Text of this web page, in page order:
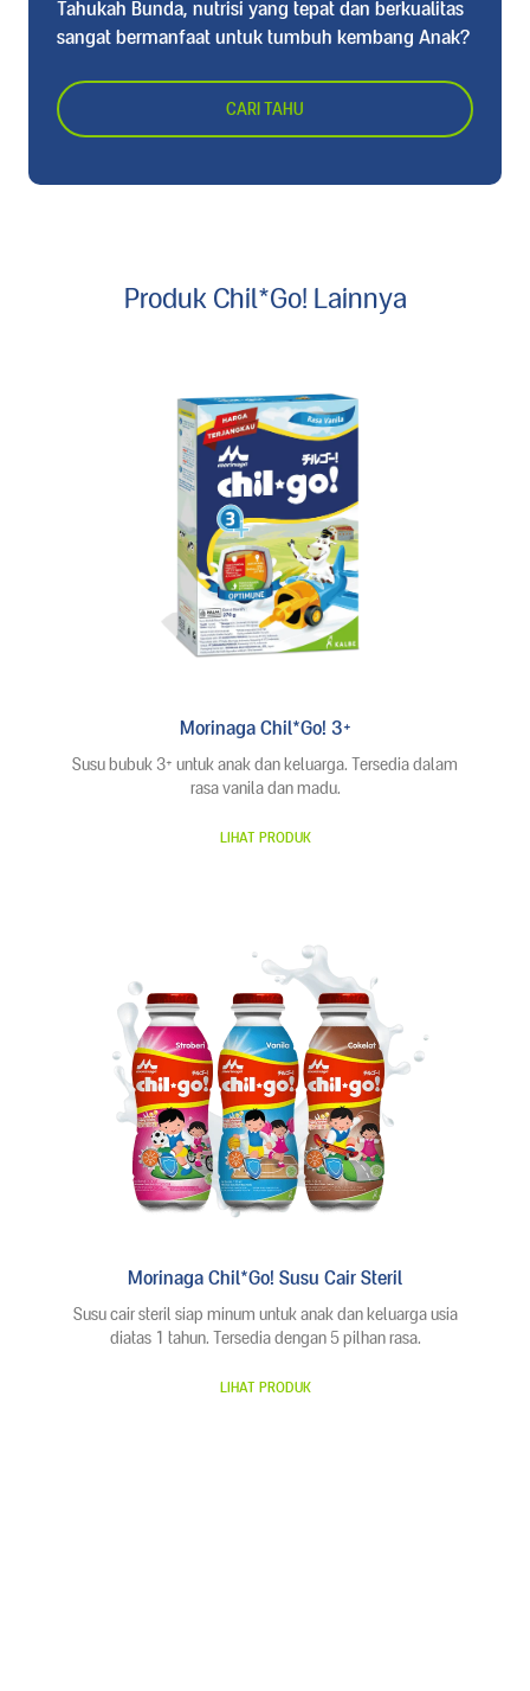
Tahukah Bunda, nutrisi yang tepat dan berkualitas
sangat bermanfaat untuk tumbuh kembang Anak?
CARI TAHU
Produk Chil*Go! Lainnya
Morinaga Chil*Go! 3+
Susu bubuk 3+ untuk anak dan keluarga. Tersedia dalam
rasa vanila dan madu.
LIHAT PRODUK
Morinaga Chil*Go! Susu Cair Steril
Susu cair steril siap minum untuk anak dan keluarga usia
diatas 1 tahun. Tersedia dengan 5 pilhan rasa.
LIHAT PRODUK